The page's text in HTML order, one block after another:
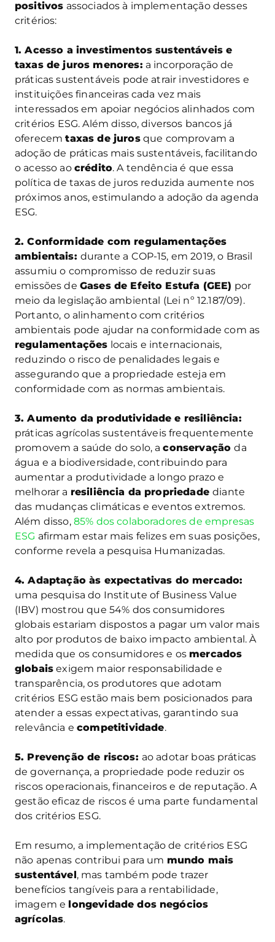
positivos associados à implementação desses
critérios:
1. Acesso a investimentos sustentáveis e
taxas de juros menores: a incorporação de
práticas sustentáveis pode atrair investidores e
instituições financeiras cada vez mais
interessados em apoiar negócios alinhados com
critérios ESG. Além disso, diversos bancos já
oferecemtaxas de jurosque comprovam a
adoção de práticas mais sustentáveis, facilitando
o acesso ao crédito. A tendência é que essa
política de taxas de juros reduzida aumente nos
próximos anos, estimulando a adoção da agenda
ESG.
2. Conformidade com regulamentações
ambientais: durante a COP-15, em 2019, o Brasil
assumiu o compromisso de reduzir suas
emissões de Gases de Efeito Estufa (GEE) por
meio da legislação ambiental (Lei nº 12.187/09).
Portanto, o alinhamento com critérios
ambientais pode ajudar na conformidade com as
regulamentações locais e internacionais,
reduzindo o risco de penalidades legais e
assegurando que a propriedade esteja em
conformidade com as normas ambientais.
3. Aumento da produtividade e resiliência:
práticas agrícolas sustentáveis frequentemente
promovem a saúde do solo, aconservaçãoda
água e a biodiversidade, contribuindo para
aumentar a produtividade a longo prazo e
melhorar a resiliência da propriedadediante
das mudanças climáticas e eventos extremos.
Além disso, 85% dos colaboradores de empresas
ESG afirmam estar mais felizes em suas posições,
conforme revela a pesquisa Humanizadas.
4. Adaptação às expectativas do mercado:
uma pesquisa do Institute of Business Value
(IBV) mostrou que 54% dos consumidores
globais estariam dispostos a pagar um valor mais
alto por produtos de baixo impacto ambiental. À
medida que os consumidores e os mercados
globais exigem maior responsabilidade e
transparência, os produtores que adotam
critérios ESG estão mais bem posicionados para
atender a essas expectativas, garantindo sua
relevância ecompetitividade.
5. Prevenção de riscos: ao adotar boas práticas
de governança, a propriedade pode reduzir os
riscos operacionais, financeiros e de reputação. A
gestão eficaz de riscos é uma parte fundamental
dos critérios ESG.
Em resumo, a implementação de critérios ESG
não apenas contribui para um mundo mais
sustentável, mas também pode trazer
benefícios tangíveis para a rentabilidade,
imagem e longevidade dos negócios
agrícolas.